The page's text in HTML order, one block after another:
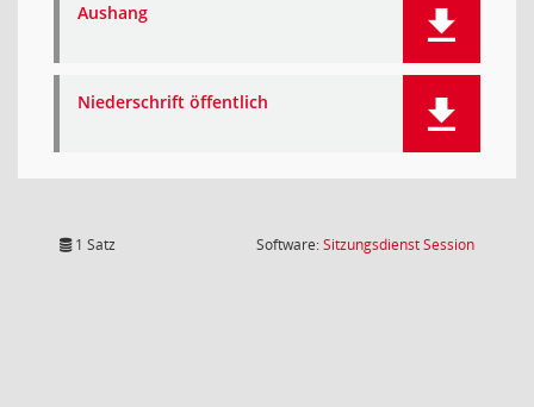
Aushang
Niederschrift öffentlich
1 Satz Software:SitzungsdienstSession(Wird in